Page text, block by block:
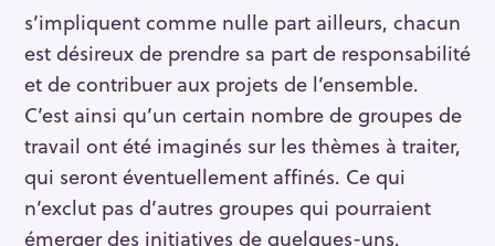
s’impliquent comme nulle part ailleurs, chacun
est désireux de prendre sa part de responsabilité
et de contribuer aux projets de l’ensemble.
C’est ainsi qu’un certain nombre de groupes de
travail ont été imaginés sur les thèmes à traiter,
qui seront éventuellement affinés. Ce qui
n’exclut pas d’autres groupes qui pourraient
émerger des initiatives de quelques-uns.